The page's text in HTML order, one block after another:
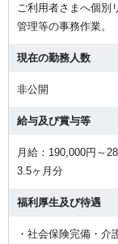
ご利用者さまへ個別
管理等の事務作業。
現在の勤務人数
非公開
給与及び賞与等
月給：190,000円～
3.5ヶ月分
福利厚生及び待遇
・社会保険完備・